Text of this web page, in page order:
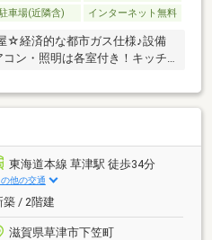
車場(近隣含) インターネット無料
☆経済的な都市ガス仕様♪設備
ン・照明は各室付き！キッチ
東海道本線 草津駅 徒歩34分
の他の交通
築 / 2階建
滋賀県草津市下笠町